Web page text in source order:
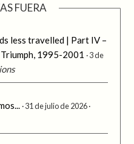
FUERA
less travelled | Part IV –
1995-2001
3 de
31 de julio de 2026